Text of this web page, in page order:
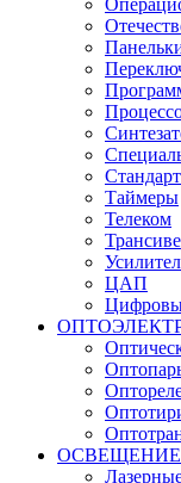
Таймеры
Телеком
ЦАП